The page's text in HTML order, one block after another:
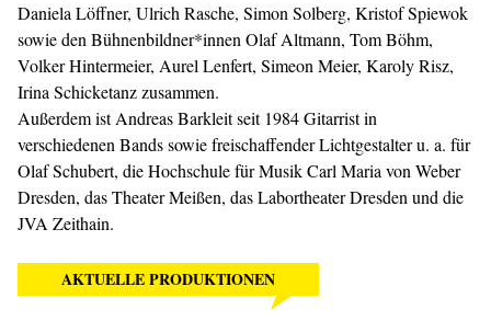
Daniela Löffner, Ulrich Rasche, Simon Solberg, Kristof Spiewok
sowie den Bühnenbildner*innen Olaf Altmann, Tom Böhm,
Volker Hintermeier, Aurel Lenfert, Simeon Meier, Karoly Risz,
Irina Schicketanz zusammen.
Außerdem ist Andreas Barkleit seit 1984 Gitarrist in
verschiedenen Bands sowie freischaffender Lichtgestalter u. a. für
Olaf Schubert, die Hochschule für Musik Carl Maria von Weber
Dresden, das Theater Meißen, das Labortheater Dresden und die
JVA Zeithain.
AKTUELLE PRODUKTIONEN